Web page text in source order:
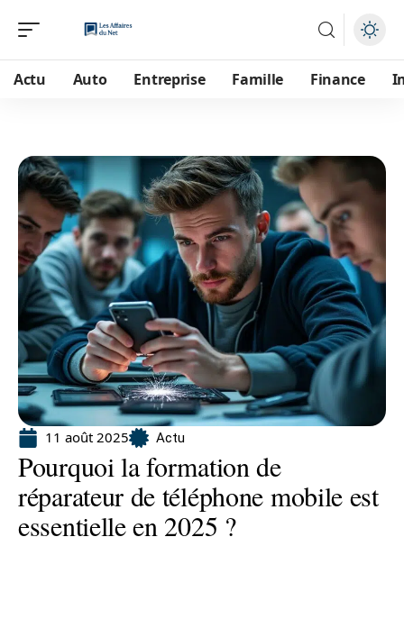
Actu Auto Entreprise Famille Finance
11 août 2025 Actu
Pourquoi la formation de
réparateur de téléphone mobile est
essentielle en 2025 ?